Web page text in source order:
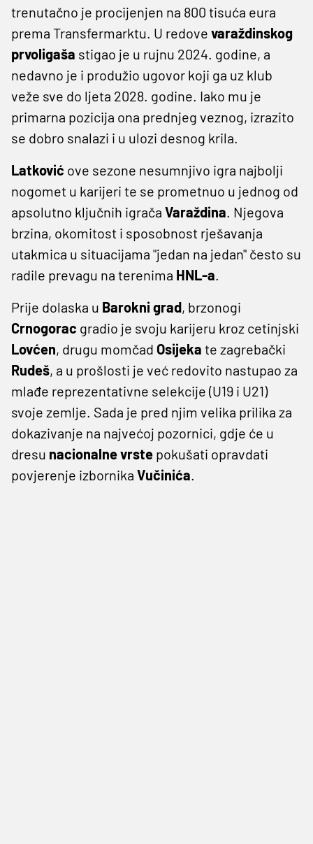
trenutačno je procijenjen na 800 tisuća eura
prema Transfermarktu. U redove varaždinskog
prvoligaša stigao je u rujnu 2024. godine, a
nedavno je i produžio ugovor koji ga uz klub
veže sve do ljeta 2028. godine. Iako mu je
primarna pozicija ona prednjeg veznog, izrazito
se dobro snalazi i u ulozi desnog krila.
Latković ove sezone nesumnjivo igra najbolji
nogomet u karijeri te se prometnuo u jednog od
apsolutno ključnih igrača Varaždina. Njegova
brzina, okomitost i sposobnost rješavanja
utakmica u situacijama "jedan na jedan" često su
radile prevagu na terenima HNL-a.
Prije dolaska u Barokni grad, brzonogi
Crnogorac gradio je svoju karijeru kroz cetinjski
Lovćen, drugu momčad Osijeka te zagrebački
Rudeš, a u prošlosti je već redovito nastupao za
mlađe reprezentativne selekcije (U19 i U21)
svoje zemlje. Sada je pred njim velika prilika za
dokazivanje na najvećoj pozornici, gdje će u
dresu nacionalne vrste pokušati opravdati
povjerenje izbornika Vučinića.